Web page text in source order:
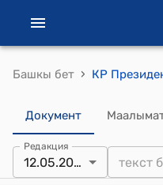
Башкы бет ›
Документ
Редакция
12.05.2015